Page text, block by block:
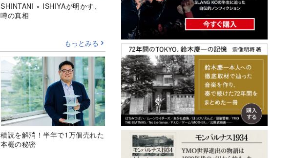
SHINTANI × ISHIYAが明かす、
噂の真相
もっとみる
積読を解消！半年で1万個売れた
本棚の秘密